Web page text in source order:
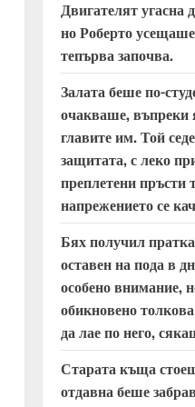
Двигателят угасна
но Роберто
тепърва започва.
Залата беше по-
очакваше, въпреки
главите им. Той
защитата, с леко
преплетени пръсти
напрежението се
Бях получил
оставен на пода в
особено внимание,
обикновено
да лае по него,
Старата къща
отдавна беше